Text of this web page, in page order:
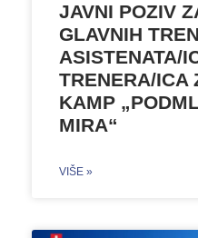
JAVNI POZIV
GLAVNIH
ASISTENATA/
TRENERA/ICA
KAMP
MIRA“
VIŠE »